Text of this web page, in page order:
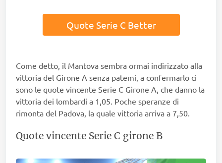
Quote Serie C Better
Come detto, il Mantova sembra ormai indirizzato alla
vittoria del Girone A senza patemi, a confermarlo ci
sono le quote vincente Serie C Girone A, che danno la
vittoria dei lombardi a 1,05. Poche speranze di
rimonta del Padova, la quale vittoria arriva a 7,50.
Quote vincente Serie C girone B